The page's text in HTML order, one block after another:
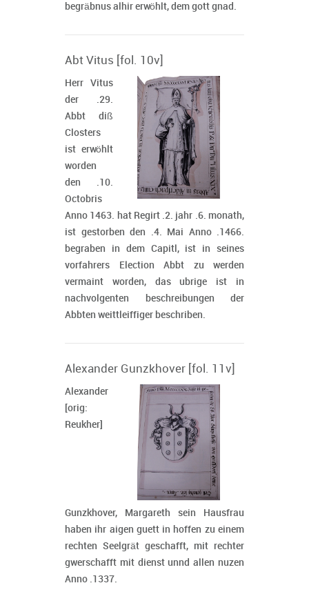
begräbnus alhir erwöhlt, dem gott gnad.
Abt Vitus [fol. 10v]
Herr Vitus
der .29.
Abbt diß
Closters
ist erwöhlt
worden
den .10.
Octobris
Anno 1463. hat Regirt .2. jahr .6. monath,
ist gestorben den .4. Mai Anno .1466.
begraben in dem Capitl, ist in seines
vorfahrers Election Abbt zu werden
vermaint worden, das ubrige ist in
nachvolgenten beschreibungen der
Abbten weittleiffiger beschriben.
Alexander Gunzkhover [fol. 11v]
Alexander
[orig:
Reukher]
Gunzkhover, Margareth sein Hausfrau
haben ihr aigen guett in hoffen zu einem
rechten Seelgrät geschafft, mit rechter
gwerschafft mit dienst unnd allen nuzen
Anno .1337.